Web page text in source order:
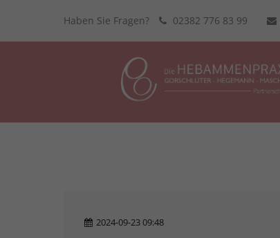
Haben Sie Fragen? 02382 776 83 99
2024-09-23 09:48